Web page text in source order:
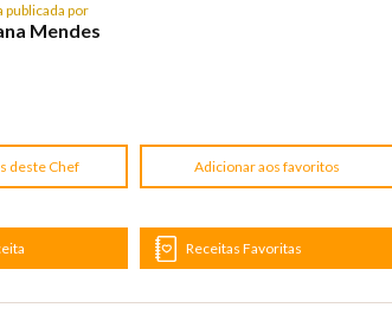
publicada por
Mendes
deste Chef Adicionar aos favoritos
Receitas Favoritas